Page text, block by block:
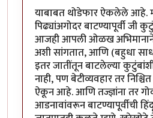
याबाबत थोडेफार ऐकलेले आहे.
पिढ्यांअगोदर बाटण्यापूर्वी जी
आजही आपली ओळख अभिमानाने
अशी सांगतात, आणि (बहुधा
इतर जातींतून बाटलेल्या कुटुंबांशी
नाही, पण बेटीव्यवहार तर
ऐकून आहे. आणि तज्ज्ञांना तर
आडनावांवरून बाटण्यापूर्वीची